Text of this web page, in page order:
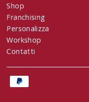
Shop
Franchising
Personalizza
Workshop
Contatti